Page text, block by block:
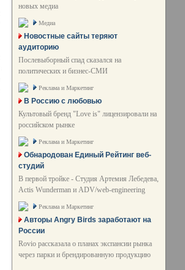
новых медиа
Медиа
Новостные сайты теряют
аудиторию
Послевыборный спад сказался на
политических и бизнес-СМИ
Реклама и Маркетинг
В Россию с любовью
Культовый бренд "Love is" лицензировали на
российском рынке
Реклама и Маркетинг
Обнародован Единый Рейтинг веб-
студий
В первой тройке - Студия Артемия Лебедева,
Actis Wunderman и ADV/web-engineering
Реклама и Маркетинг
Авторы Angry Birds заработают на
России
Rovio рассказала о планах экспансии рынка
через парки и брендированную продукцию